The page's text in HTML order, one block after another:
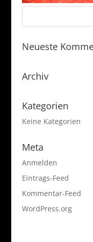
Neueste
Archiv
Kategorien
Keine Kategorien
Meta
Anmelden
Eintrags-Feed
Kommentar-Feed
WordPress.org